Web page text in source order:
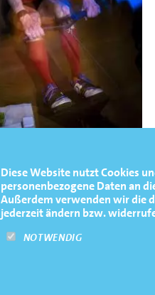
Diese Website nutzt Cookies
personenbezogene Daten an
Außerdem verwenden wir die
jederzeit ändern bzw.
NOTWENDIG